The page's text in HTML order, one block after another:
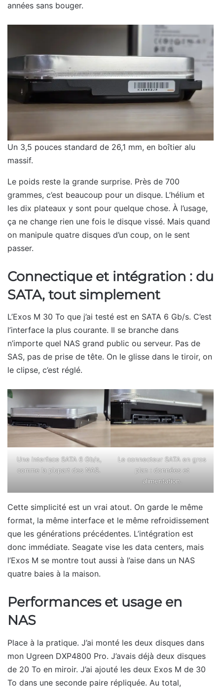
années sans bouger.
Un 3,5 pouces standard de 26,1 mm, en boîtier alu
massif.
Le poids reste la grande surprise. Près de 700
grammes, c’est beaucoup pour un disque. L’hélium et
les dix plateaux y sont pour quelque chose. À l’usage,
ça ne change rien une fois le disque vissé. Mais quand
on manipule quatre disques d’un coup, on le sent
passer.
Connectique et intégration : du
SATA, tout simplement
L’Exos M 30 To que j’ai testé est en SATA 6 Gb/s. C’est
l’interface la plus courante. Il se branche dans
n’importe quel NAS grand public ou serveur. Pas de
SAS, pas de prise de tête. On le glisse dans le tiroir, on
le clipse, c’est réglé.
Une interface SATA 6 Gb/s,
comme la plupart des NAS.
Le connecteur SATA en gros
plan : données et
alimentation.
Cette simplicité est un vrai atout. On garde le même
format, la même interface et le même refroidissement
que les générations précédentes. L’intégration est
donc immédiate. Seagate vise les data centers, mais
l’Exos M se montre tout aussi à l’aise dans un NAS
quatre baies à la maison.
Performances et usage en
NAS
Place à la pratique. J’ai monté les deux disques dans
mon Ugreen DXP4800 Pro. J’avais déjà deux disques
de 20 To en miroir. J’ai ajouté les deux Exos M de 30
To dans une seconde paire répliquée. Au total,